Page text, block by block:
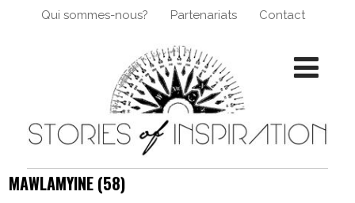
Qui sommes-nous? Partenariats Contact
MAWLAMYINE (58)